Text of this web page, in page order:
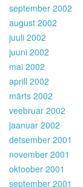
september 2002
august 2002
juuli 2002
juuni 2002
mai 2002
aprill 2002
märts 2002
veebruar 2002
jaanuar 2002
detsember 2001
november 2001
oktoober 2001
september 2001